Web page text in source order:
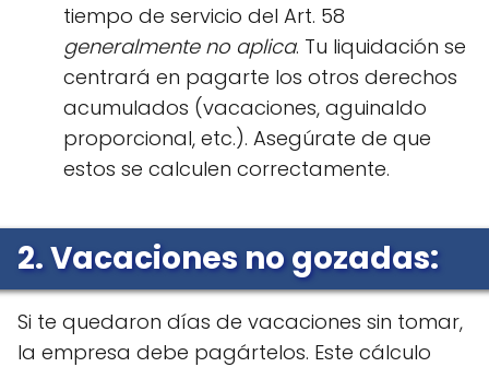
tiempo de servicio del Art. 58
generalmente no aplica. Tu liquidación se
centrará en pagarte los otros derechos
acumulados (vacaciones, aguinaldo
proporcional, etc.). Asegúrate de que
estos se calculen correctamente.
2. Vacaciones no gozadas:
Si te quedaron días de vacaciones sin tomar,
la empresa debe pagártelos. Este cálculo